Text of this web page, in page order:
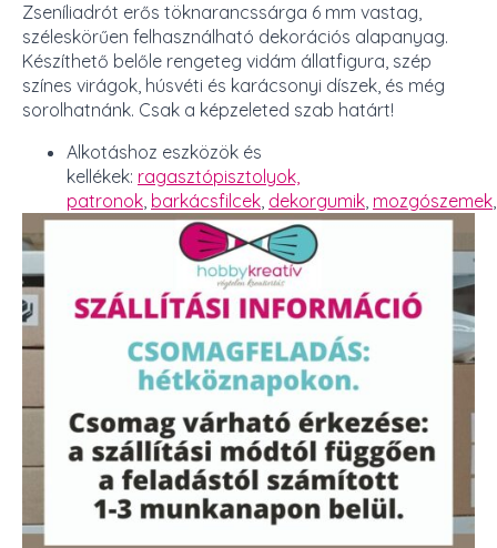
Zseníliadrót erős töknarancssárga 6 mm vastag,
széleskörűen felhasználható dekorációs alapanyag.
Készíthető belőle rengeteg vidám állatfigura, szép
színes virágok, húsvéti és karácsonyi díszek, és még
sorolhatnánk. Csak a képzeleted szab határt!
Alkotáshoz eszközök és
kellékek: ragasztópisztolyok,
patronok, barkácsfilcek, dekorgumik, mozgószemek